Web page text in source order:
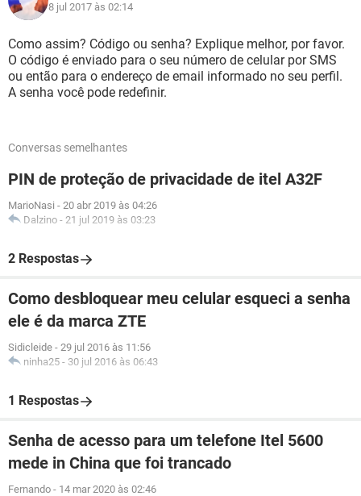
8 jul 2017 às 02:14
Como assim? Código ou senha? Explique melhor, por favor.
O código é enviado para o seu número de celular por SMS
ou então para o endereço de email informado no seu perfil.
A senha você pode redefinir.
Conversas semelhantes
PIN de proteção de privacidade de itel A32F
MarioNasi - 20 abr 2019 às 04:26
Dalzino - 21 jul 2019 às 03:23
2 Respostas
Como desbloquear meu celular esqueci a senha
ele é da marca ZTE
Sidicleide - 29 jul 2016 às 11:56
ninha25 - 30 jul 2016 às 06:43
1 Respostas
Senha de acesso para um telefone Itel 5600
mede in China que foi trancado
Fernando - 14 mar 2020 às 02:46